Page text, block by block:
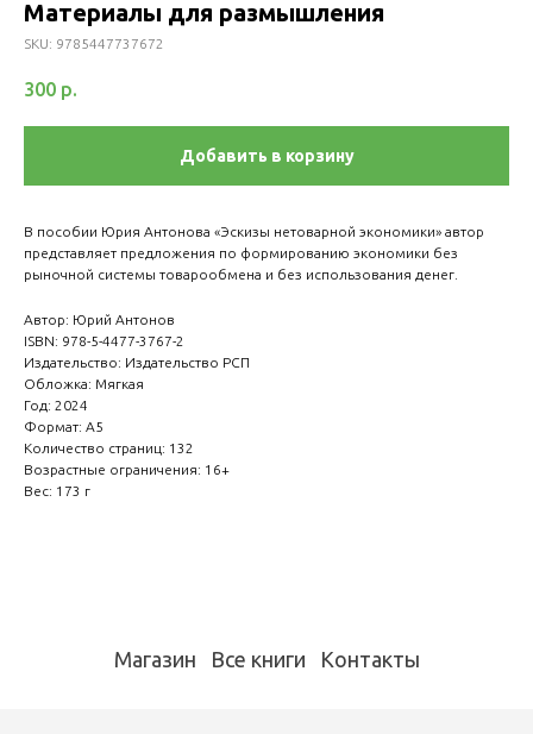
Материалы для размышления
SKU: 9785447737672
300 р.
Добавить в корзину
В пособии Юрия Антонова «Эскизы нетоварной экономики» автор
представляет предложения по формированию экономики без
рыночной системы товарообмена и без использования денег.
Автор: Юрий Антонов
ISBN: 978-5-4477-3767-2
Издательство: Издательство РСП
Обложка: Мягкая
Год: 2024
Формат: А5
Количество страниц: 132
Возрастные ограничения: 16+
Вес: 173 г
Магазин Все книги Контакты